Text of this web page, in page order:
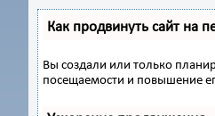
Как продвинуть сайт на
Вы создали или только
посещаемости и повышение